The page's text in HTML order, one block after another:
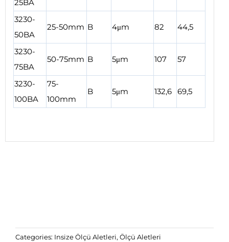
25BA
3230-
50BA
25-50mm B 4μm 82 44,5
3230-
75BA
50-75mm B 5μm 107 57
3230-
100BA
75-
100mm
B 5μm 132,6 69,5
Categories: Insize Ölçü Aletleri, Ölçü Aletleri